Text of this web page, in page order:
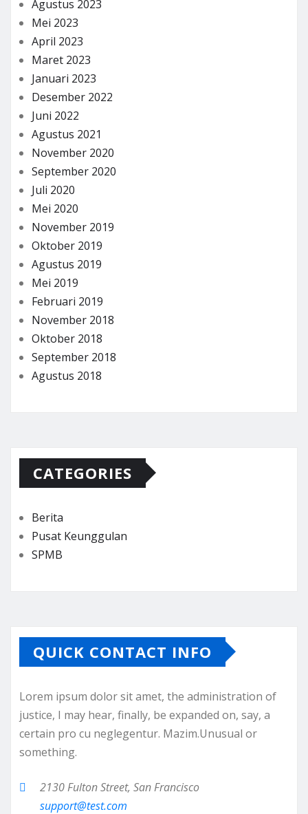
Agustus 2023
Mei 2023
April 2023
Maret 2023
Januari 2023
Desember 2022
Juni 2022
Agustus 2021
November 2020
September 2020
Juli 2020
Mei 2020
November 2019
Oktober 2019
Agustus 2019
Mei 2019
Februari 2019
November 2018
Oktober 2018
September 2018
Agustus 2018
CATEGORIES
Berita
Pusat Keunggulan
SPMB
QUICK CONTACT INFO
Lorem ipsum dolor sit amet, the administration of
justice, I may hear, finally, be expanded on, say, a
certain pro cu neglegentur. Mazim.Unusual or
something.
2130 Fulton Street, San Francisco
support@test.com